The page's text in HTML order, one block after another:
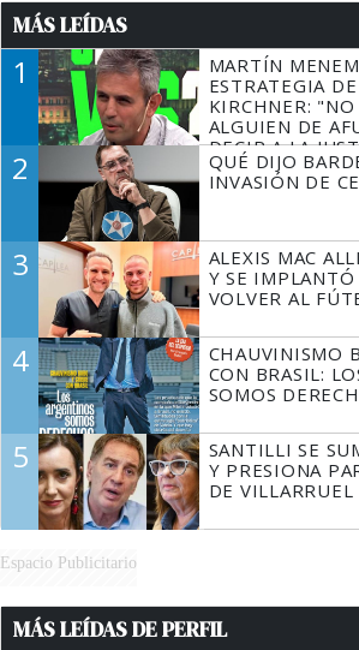
MÁS LEÍDAS
1
MARTÍN
ESTRATEGIA
KIRCHNER: "NO
ALGUIEN DE
DECIR A LA
TIENE QUE
2
QUÉ DIJO
INVASIÓN DE
3
ALEXIS MAC
Y SE
VOLVER AL
4
CHAUVINISMO
CON BRASIL:
SOMOS
5
SANTILLI SE
Y PRESIONA
DE VILLARRUEL
Espacio Publicitario
MÁS LEÍDAS DE PERFIL